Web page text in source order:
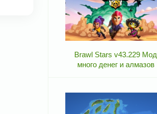
Brawl Stars v43.229 Мод
много денег и алмазов